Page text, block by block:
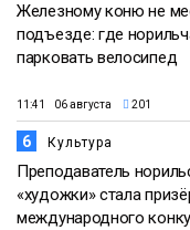
Железному коню не
подъезде: где
парковать велосипед
11:41 06 августа 201
6 Культура
Преподаватель
«художки» стала
международного